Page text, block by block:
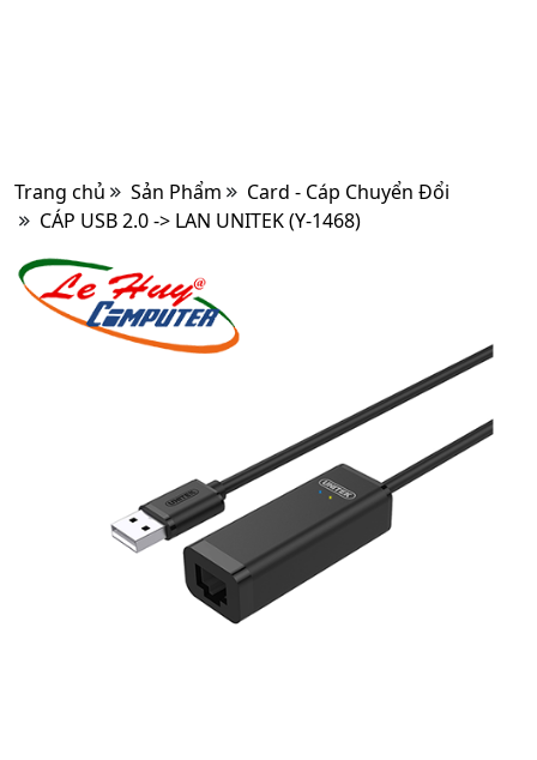
Trang chủ Sản Phẩm
Card - Cáp Chuyển Đổi
CÁP USB 2.0 -> LAN UNITEK (Y-1468)